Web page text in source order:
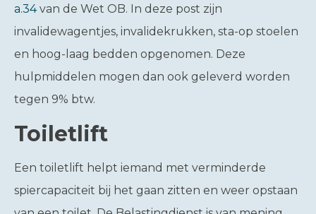
a.34van de Wet OB. In deze post zijn
invalidewagentjes, invalidekrukken, sta-op stoelen
en hoog-laag bedden opgenomen. Deze
hulpmiddelen mogen dan ook geleverd worden
tegen 9% btw.
Toiletlift
Een toiletlift helpt iemand met verminderde
spiercapaciteit bij het gaan zitten en weer opstaan